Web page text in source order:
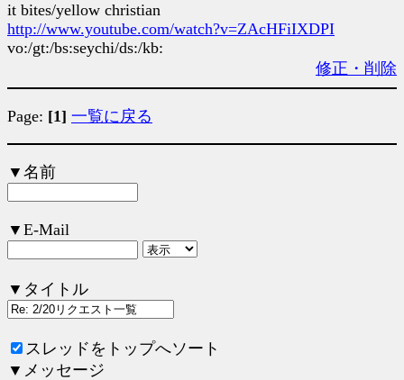
it bites/yellow christian
http://www.youtube.com/watch?v=ZAcHFiIXDPI
vo:/gt:/bs:seychi/ds:/kb:
修正・削除
Page: [1] 一覧に戻る
▼名前
▼E-Mail
▼タイトル
スレッドをトップへソート
▼メッセージ